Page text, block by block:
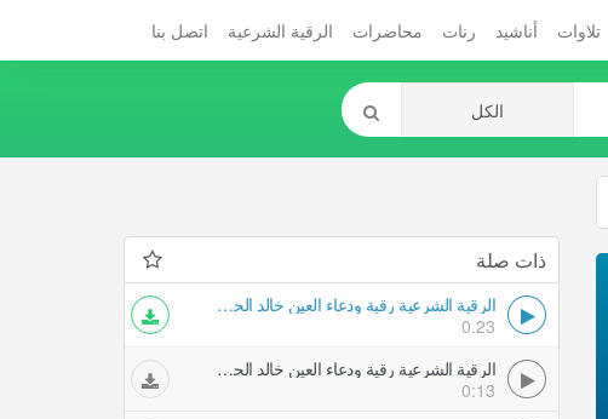
تلاوات أناشيد رنات محاضرات الرقية الشرعية اتصل بنا
ذات صلة
الرقية الشرعية رقية ودعاء العين خالد الحبشي
0.23
الرقية الشرعية رقية ودعاء العين خالد الحبشي
0:13